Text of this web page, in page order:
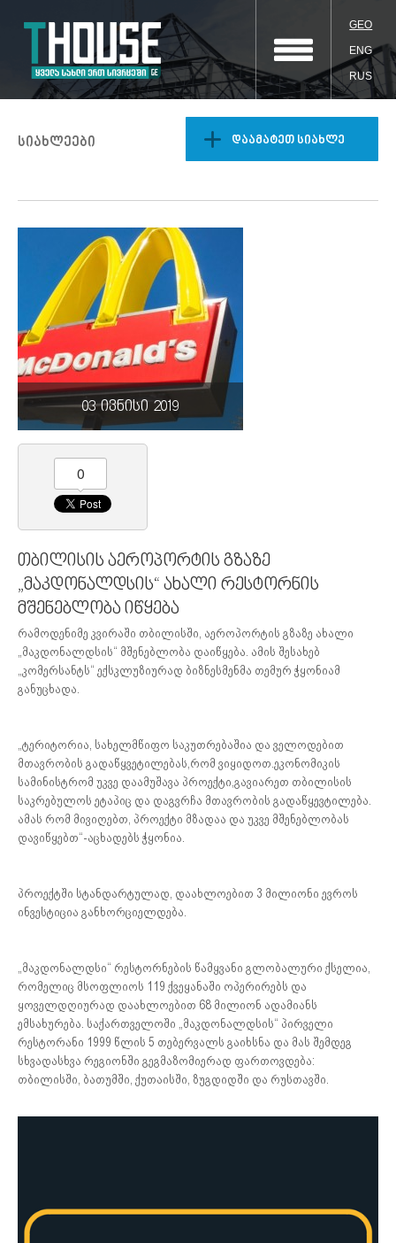
GEO
ENG
RUS
სიახლეები დაამატეთ სიახლე
03 ივნისი 2019
0
თბილისის აეროპორტის გზაზე
„მაკდონალდსის“ ახალი რესტორნის
მშენებლობა იწყება
რამოდენიმე კვირაში თბილისში, აეროპორტის გზაზე ახალი
„მაკდონალდსის“ მშენებლობა დაიწყება. ამის შესახებ
„კომერსანტს“ ექსკლუზიურად ბიზნესმენმა თემურ ჭყონიამ
განუცხადა.
„ტერიტორია, სახელმწიფო საკუთრებაშია და ველოდებით
მთავრობის გადაწყვეტილებას,რომ ვიყიდოთ.ეკონომიკის
სამინისტრომ უკვე დაამუშავა პროექტი,გავიარეთ თბილისის
საკრებულოს ეტაპიც და დაგვრჩა მთავრობის გადაწყევტილება.
ამას რომ მივიღებთ, პროექტი მზადაა და უკვე მშენებლობას
დავიწყებთ“-აცხადებს ჭყონია.
პროექტში სტანდარტულად, დაახლოებით 3 მილიონი ევროს
ინვესტიცია განხორციელდება.
„მაკდონალდსი“ რესტორნების წამყვანი გლობალური ქსელია,
რომელიც მსოფლიოს 119 ქვეყანაში ოპერირებს და
ყოველდღიურად დაახლოებით 68 მილიონ ადამიანს
ემსახურება. საქართველოში „მაკდონალდსის“ პირველი
რესტორანი 1999 წლის 5 თებერვალს გაიხსნა და მას შემდეგ
სხვადასხვა რეგიონში გეგმაზომიერად ფართოვდება:
თბილისში, ბათუმში, ქუთაისში, ზუგდიდში და რუსთავში.